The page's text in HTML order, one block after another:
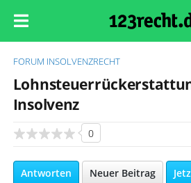
FORUM INSOLVENZRECHT
Insolvenz
0
Antworten Neuer Beitrag